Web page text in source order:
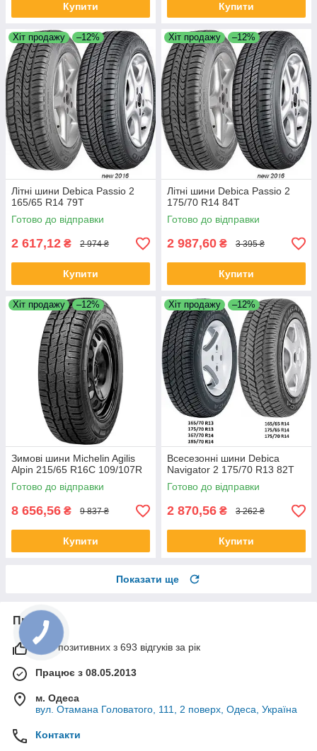
Купити Купити
Хіт продажу –12%
Літні шини Debica Passio 2
165/65 R14 79T
Готово до відправки
2 617,12 ₴ 2 974 ₴
Купити
Хіт продажу –12%
Літні шини Debica Passio 2
175/70 R14 84T
Готово до відправки
2 987,60 ₴ 3 395 ₴
Купити
Хіт продажу –12%
Зимові шини Michelin Agilis
Alpin 215/65 R16C 109/107R
Готово до відправки
8 656,56 ₴ 9 837 ₴
Купити
Хіт продажу –12%
Всесезонні шини Debica
Navigator 2 175/70 R13 82T
Готово до відправки
2 870,56 ₴ 3 262 ₴
Купити
Показати ще
Про нас
99% позитивних з 693 відгуків за рік
Працює з 08.05.2013
м. Одеса
вул. Отамана Головатого, 111, 2 поверх, Одеса, Україна
Контакти